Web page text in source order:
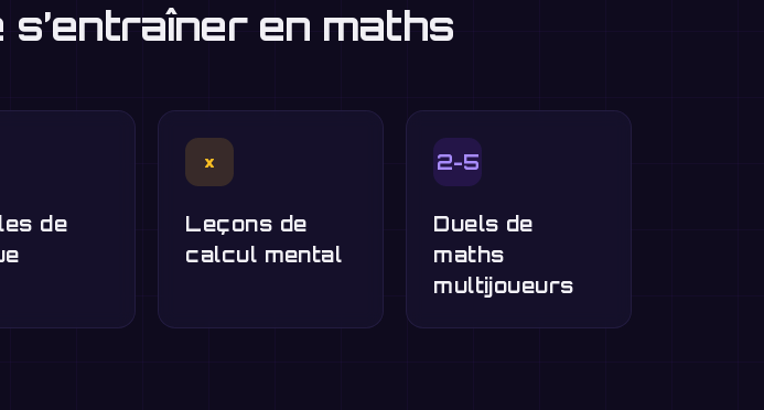
s’entraîner en maths
de
×
Leçons de
calcul mental
2-5
Duels de
maths
multijoueurs